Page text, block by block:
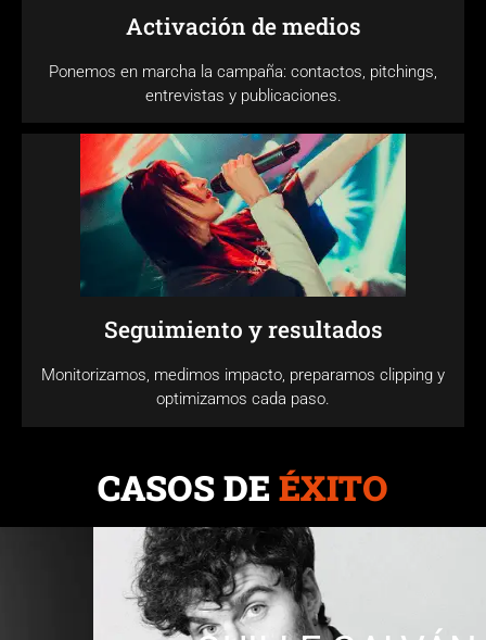
Activación de medios
Ponemos en marcha la campaña: contactos, pitchings,
entrevistas y publicaciones.
Seguimiento y resultados
Monitorizamos, medimos impacto, preparamos clipping y
optimizamos cada paso.
CASOS DE ÉXITO